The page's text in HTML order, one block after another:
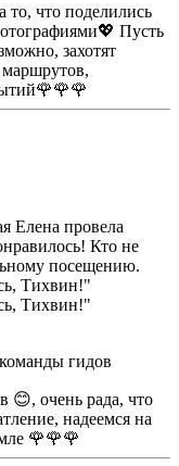
то, что поделились
Пусть
захотят
Елена провела
Кто не
посещению.
гидов
😊, очень рада, что
надеемся на
🌹🌹🌹